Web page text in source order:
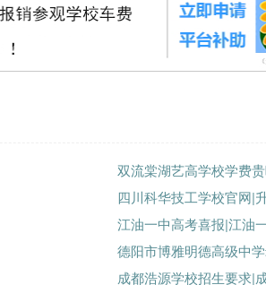
双流棠湖艺高学校学费
四川科华技工学校官网|
江油一中高考喜报|江油
德阳市博雅明德高级中
成都浩源学校招生要求|